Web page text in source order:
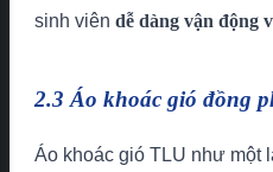
sinh viên dễ dàng vận động
2.3 Áo khoác gió đồng
Áo khoác gió TLU như một